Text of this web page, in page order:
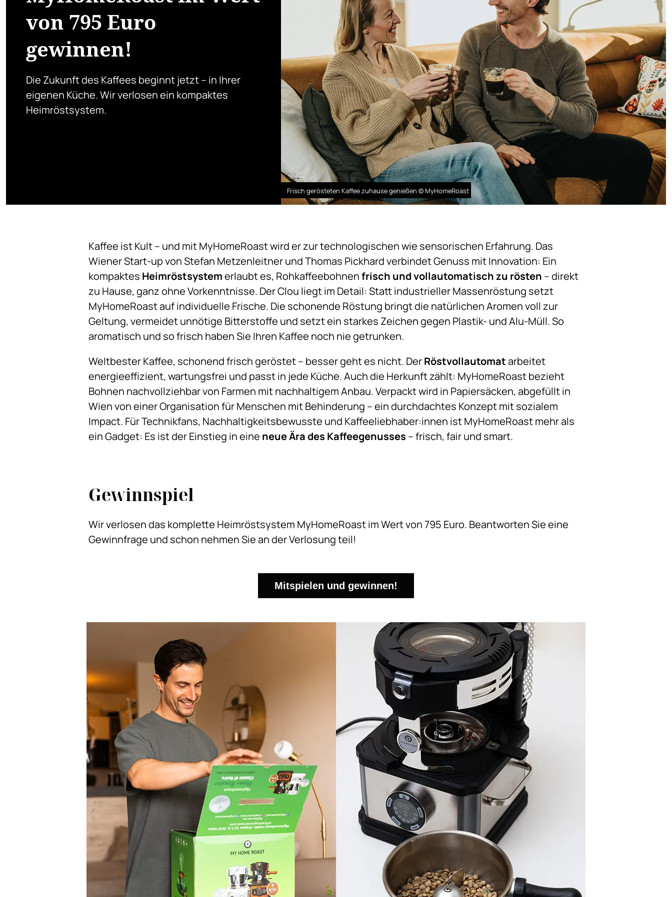
von 795 Euro
gewinnen!
Die Zukunft des Kaffees beginnt jetzt – in Ihrer
eigenen Küche. Wir verlosen ein kompaktes
Heimröstsystem.
Frisch gerösteten Kaffee zuhause genießen © MyHomeRoast
Kaffee ist Kult – und mit MyHomeRoast wird er zur technologischen wie sensorischen Erfahrung. Das
Wiener Start-up von Stefan Metzenleitner und Thomas Pickhard verbindet Genuss mit Innovation: Ein
kompaktes Heimröstsystemerlaubt es, Rohkaffeebohnenfrisch und vollautomatisch zu rösten – direkt
zu Hause, ganz ohne Vorkenntnisse. Der Clou liegt im Detail: Statt industrieller Massenröstung setzt
MyHomeRoast auf individuelle Frische. Die schonende Röstung bringt die natürlichen Aromen voll zur
Geltung, vermeidet unnötige Bitterstoffe und setzt ein starkes Zeichen gegen Plastik- und Alu-Müll. So
aromatisch und so frisch haben Sie Ihren Kaffee noch nie getrunken.
Weltbester Kaffee, schonend frisch geröstet – besser geht es nicht. DerRöstvollautomatarbeitet
energieeffizient, wartungsfrei und passt in jede Küche. Auch die Herkunft zählt: MyHomeRoast bezieht
Bohnen nachvollziehbar von Farmen mit nachhaltigem Anbau. Verpackt wird in Papiersäcken, abgefüllt in
Wien von einer Organisation für Menschen mit Behinderung – ein durchdachtes Konzept mit sozialem
Impact. Für Technikfans, Nachhaltigkeitsbewusste und Kaffeeliebhaber:innen ist MyHomeRoast mehr als
ein Gadget: Es ist der Einstieg in eine neue Ära des Kaffeegenusses – frisch, fair und smart.
Gewinnspiel
Wir verlosen das komplette Heimröstsystem MyHomeRoast im Wert von 795 Euro. Beantworten Sie eine
Gewinnfrage und schon nehmen Sie an der Verlosung teil!
Mitspielen und gewinnen!